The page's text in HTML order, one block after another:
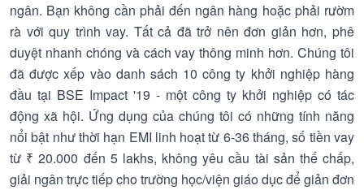
ngân. Bạn không cần phải đến ngân hàng hoặc phải rườm
rà với quy trình vay. Tất cả đã trở nên đơn giản hơn, phê
duyệt nhanh chóng và cách vay thông minh hơn. Chúng tôi
đã được xếp vào danh sách 10 công ty khởi nghiệp hàng
đầu tại BSE Impact '19 - một công ty khởi nghiệp có tác
động xã hội. Ứng dụng của chúng tôi có những tính năng
nổi bật như thời hạn EMI linh hoạt từ 6-36 tháng, số tiền vay
từ ₹ 20.000 đến 5 lakhs, không yêu cầu tài sản thế chấp,
giải ngân trực tiếp cho trường học/viện giáo dục để giản đơn